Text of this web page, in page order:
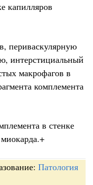
капилляров
периваскулярную
интерстициальный
макрофагов в
комплемента
в стенке
Патология